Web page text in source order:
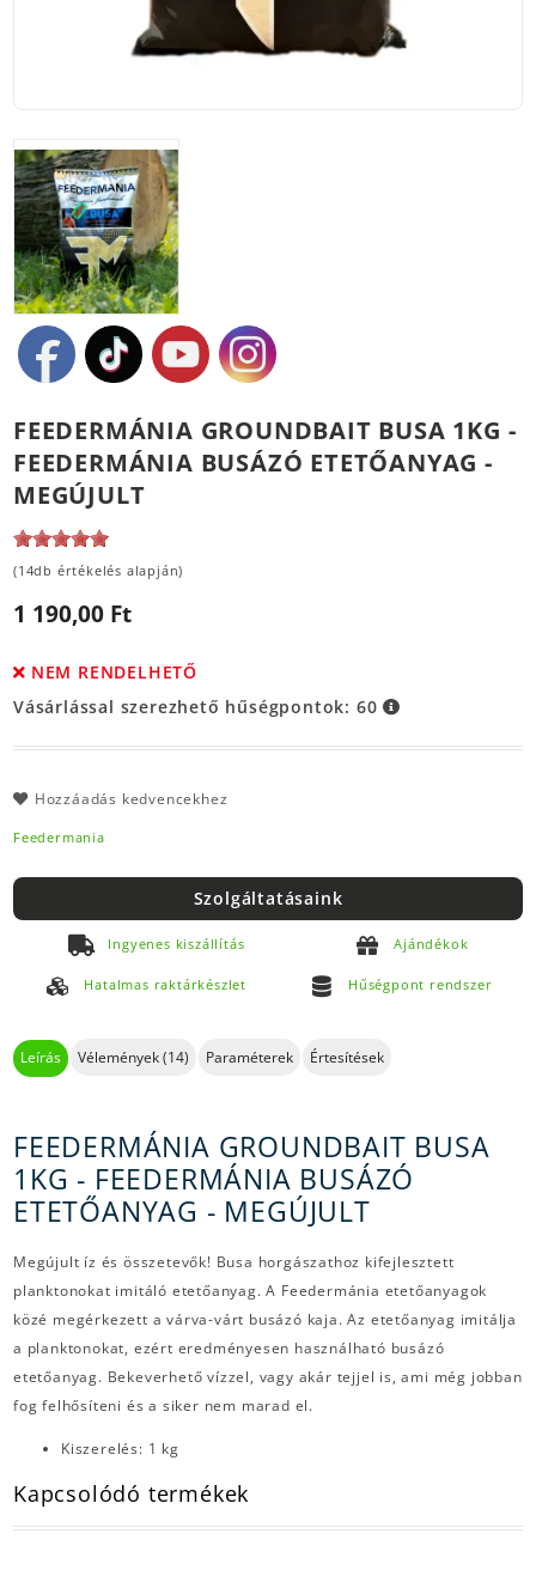
FEEDERMÁNIA GROUNDBAIT BUSA 1KG -
FEEDERMÁNIA BUSÁZÓ ETETŐANYAG -
MEGÚJULT
(14db értékelés alapján)
1 190,00 Ft
NEM RENDELHETŐ
Vásárlással szerezhető hűségpontok: 60
Hozzáadás kedvencekhez
Feedermania
Szolgáltatásaink
Ingyenes kiszállítás Ajándékok
Hatalmas raktárkészlet Hűségpont rendszer
Leírás Vélemények (14) Paraméterek Értesítések
FEEDERMÁNIA GROUNDBAIT BUSA
1KG - FEEDERMÁNIA BUSÁZÓ
ETETŐANYAG - MEGÚJULT
Megújult íz és összetevők! Busa horgászathoz kifejlesztett
planktonokat imitáló etetőanyag. A Feedermánia etetőanyagok
közé megérkezett a várva-várt busázó kaja. Az etetőanyag imitálja
a planktonokat, ezért eredményesen használható busázó
etetőanyag. Bekeverhető vízzel, vagy akár tejjel is, ami még jobban
fog felhősíteni és a siker nem marad el.
Kiszerelés: 1 kg
Kapcsolódó termékek